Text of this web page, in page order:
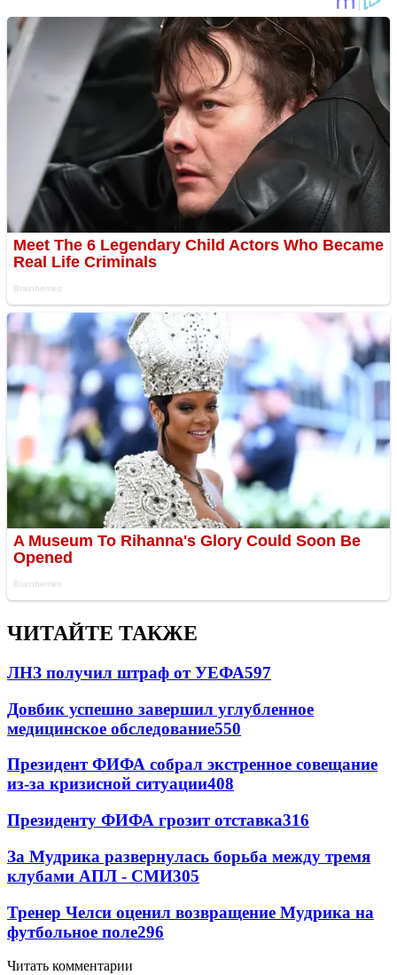
ЧИТАЙТЕ ТАКЖЕ
ЛНЗ получил штраф от УЕФА597
Довбик успешно завершил углубленное
медицинское обследование550
Президент ФИФА собрал экстренное совещание
из-за кризисной ситуации408
Президенту ФИФА грозит отставка316
За Мудрика развернулась борьба между тремя
клубами АПЛ - СМИ305
Тренер Челси оценил возвращение Мудрика на
футбольное поле296
Читать комментарии